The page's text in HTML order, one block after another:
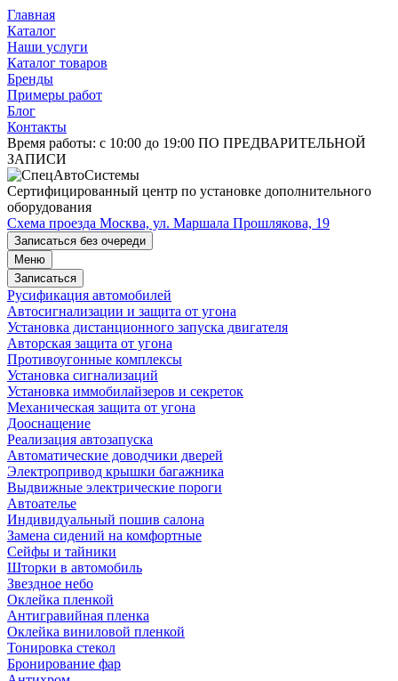
Главная
Каталог
Наши услуги
Каталог товаров
Бренды
Примеры работ
Блог
Контакты
Время работы: с 10:00 до 19:00 ПО ПРЕДВАРИТЕЛЬНОЙ
ЗАПИСИ
Сертифицированный центр по установке дополнительного
оборудования
Схема проезда Москва, ул. Маршала Прошлякова, 19
Записаться без очереди
Меню
Записаться
Русификация автомобилей
Автосигнализации и защита от угона
Установка дистанционного запуска двигателя
Авторская защита от угона
Противоугонные комплексы
Установка сигнализаций
Установка иммобилайзеров и секреток
Механическая защита от угона
Дооснащение
Реализация автозапуска
Автоматические доводчики дверей
Электропривод крышки багажника
Выдвижные электрические пороги
Автоателье
Индивидуальный пошив салона
Замена сидений на комфортные
Сейфы и тайники
Шторки в автомобиль
Звездное небо
Оклейка пленкой
Антигравийная пленка
Оклейка виниловой пленкой
Тонировка стекол
Бронирование фар